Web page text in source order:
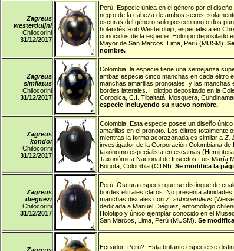
Zagreus
westerduijni
Chilocorini
31/12/2017
Perú. Especie única en el género por el
negro de la cabeza de ambos sexos,
oscuras del género solo poseen uno o dos
holandés Rob Westerduijn, especialista en
conocidos de la especie. Holotipo depositado
Mayor de San Marcos, Lima, Perú (MUSM).
nombre.
Zagreus
similatus
Chilocorini
31/12/2017
Colombia. la especie tiene una semejanza
ambas especie cinco manchas en cada élitro
manchas amarillas pronotales, y las manchas
bordes laterales. Holotipo depositado en la
Corpoica, C.I. Tibaitatá, Mosquera,
especie incluyendo su nuevo nombre.
Zagreus
kondoi
Chilocorini
31/12/2017
Colombia. Esta especie posee un diseño
amarillas en el pronoto. Los élitros totalmente
mientras la forma acorazonada es similar a Z.
investigador de la Corporación Colombiana
taxónomo especialista en escamas
Taxonómica Nacional de Insectos Luis María
Bogotá, Colombia (CTNI). Se modifica la
Zagreus
dieguezi
Chilocorini
31/12/2017
Perú. Oscura especie que se distingue de
bordes elitrales claros. No presenta
manchas discales con Z. subcoeruleus
dedicada a Manuel Diéguez, entomólogo
Holotipo y único ejemplar conocido en el
San Marcos, Lima, Perú (MUSM). Se
Ecuador, Peru?. Esta brillante especie se